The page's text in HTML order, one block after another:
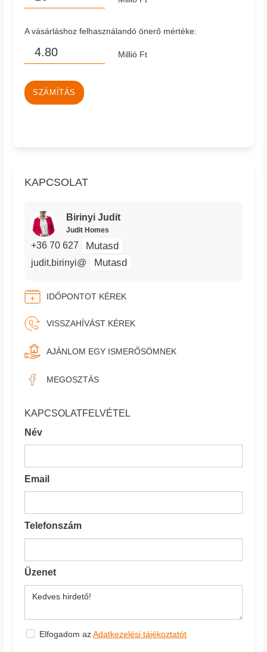
A vásárláshoz felhasználandó önerő mértéke:
Millió Ft
SZÁMÍTÁS
KAPCSOLAT
Birinyi Judit
Judit Homes
+36 70 627 Mutasd
judit.birinyi@ Mutasd
IDŐPONTOT KÉREK
VISSZAHÍVÁST KÉREK
AJÁNLOM EGY ISMERŐSÖMNEK
MEGOSZTÁS
KAPCSOLATFELVÉTEL
Név
Email
Telefonszám
Üzenet
Elfogadom azAdatkezelési tájékoztatót